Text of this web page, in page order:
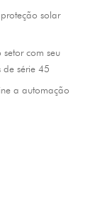
solar
com seu
de série 45
a automação